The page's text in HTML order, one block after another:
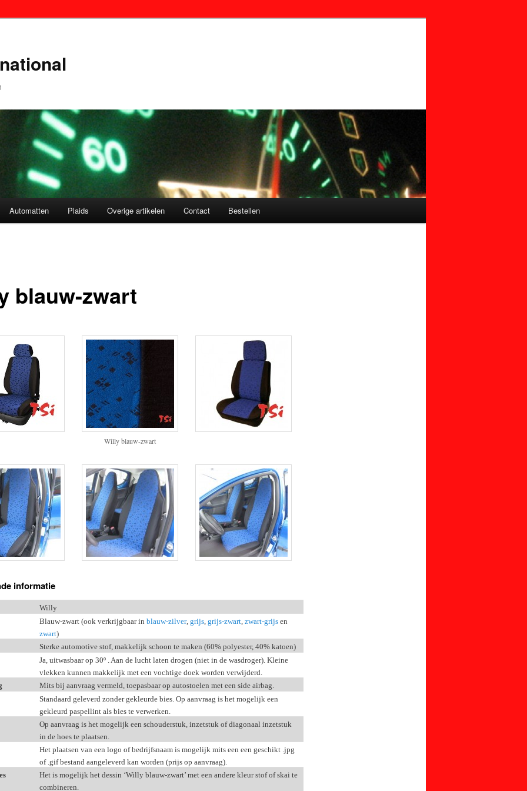
Automatten Plaids Overige artikelen Contact Bestellen
blauw-zwart
Willy blauw-zwart
informatie
Willy
Blauw-zwart (ook verkrijgbaar inblauw-zilver,grijs,grijs-zwart,zwart-grijs en
zwart)
Sterke automotive stof, makkelijk schoon te maken (60% polyester, 40% katoen)
Ja, uitwasbaar op 30º . Aan de lucht laten drogen (niet in de wasdroger). Kleine
vlekken kunnen makkelijk met een vochtige doek worden verwijderd.
Mits bij aanvraag vermeld, toepasbaar op autostoelen met een side airbag.
Standaard geleverd zonder gekleurde bies. Op aanvraag is het mogelijk een
gekleurd paspellint als bies te verwerken.
Op aanvraag is het mogelijk een schouderstuk, inzetstuk of diagonaal inzetstuk
in de hoes te plaatsen.
Het plaatsen van een logo of bedrijfsnaam is mogelijk mits een een geschikt .jpg
of .gif bestand aangeleverd kan worden (prijs op aanvraag).
Het is mogelijk het dessin ‘Willy blauw-zwart’ met een andere kleur stof of skai te
combineren.